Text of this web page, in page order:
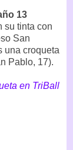
13
su tinta con
San
una croqueta
Pablo, 17).
en TriBall